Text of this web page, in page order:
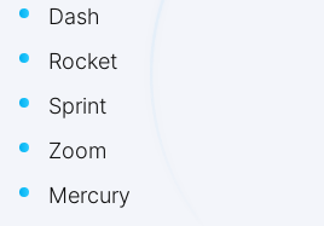
Dash
Rocket
Sprint
Zoom
Mercury